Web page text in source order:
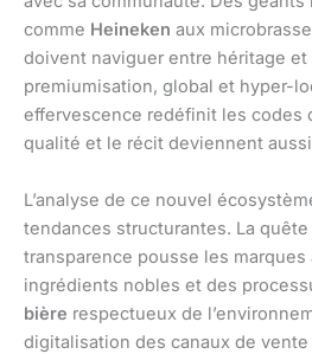
comme Heineken aux
doivent naviguer entre héritage
premiumisation, global et hyper-
effervescence redéfinit les codes
qualité et le récit deviennent
L’analyse de ce nouvel
tendances structurantes. La
transparence pousse les marques
ingrédients nobles et des
bière respectueux de
digitalisation des canaux de vente